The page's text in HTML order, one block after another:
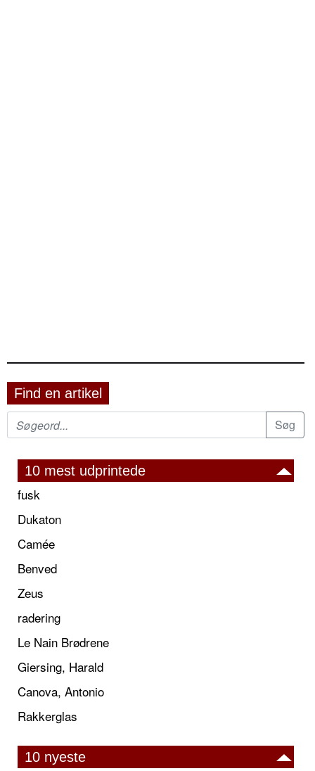
Find en artikel
10 mest udprintede
fusk
Dukaton
Camée
Benved
Zeus
radering
Le Nain Brødrene
Giersing, Harald
Canova, Antonio
Rakkerglas
10 nyeste